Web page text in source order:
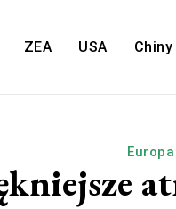
ZEA USA Chiny
Europa